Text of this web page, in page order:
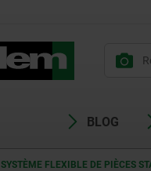
BLOG
SYSTÈME FLEXIBLE DE PIÈCES